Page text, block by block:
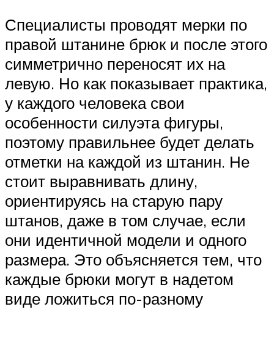
Специалисты проводят мерки по
правой штанине брюк и после этого
симметрично переносят их на
левую. Но как показывает практика,
у каждого человека свои
особенности силуэта фигуры,
поэтому правильнее будет делать
отметки на каждой из штанин. Не
стоит выравнивать длину,
ориентируясь на старую пару
штанов, даже в том случае, если
они идентичной модели и одного
размера. Это объясняется тем, что
каждые брюки могут в надетом
виде ложиться по-разному